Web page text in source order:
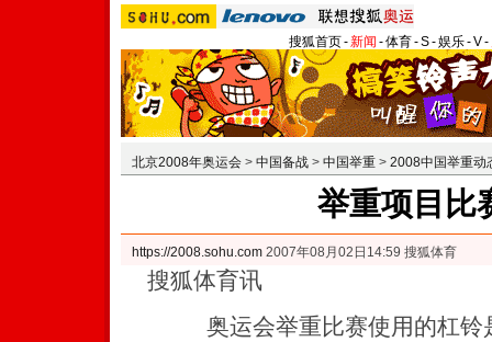
搜狐首页-新闻 -体育-S-娱乐-V-
北京2008年奥运会 > 中国备战 > 中国举重 > 2008中国举重动
举重项目比
https://2008.sohu.com 2007年08月02日14:59 搜狐体育
搜狐体育讯
奥运会举重比赛使用的杠铃是